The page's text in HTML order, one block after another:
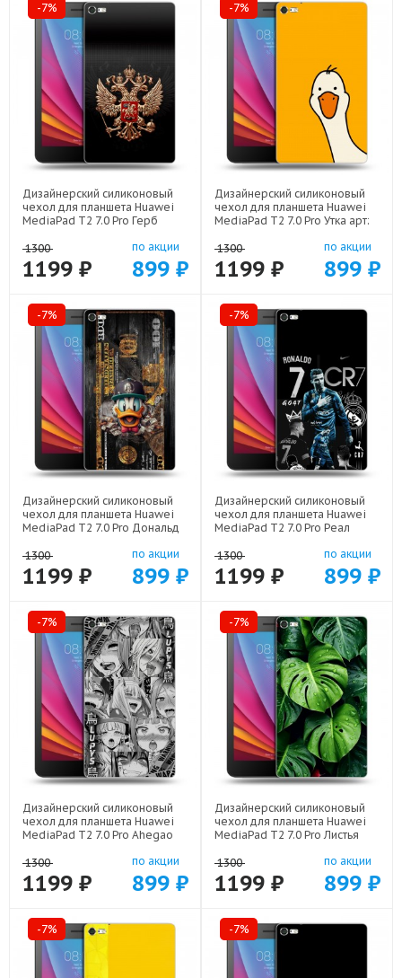
-7%
Дизайнерский силиконовый
чехол для планшета Huawei
MediaPad T2 7.0 Pro Герб
1300
1199 ₽
по акции
899 ₽
-7%
Дизайнерский силиконовый
чехол для планшета Huawei
MediaPad T2 7.0 Pro Утка арт:
1300
1199 ₽
по акции
899 ₽
-7%
Дизайнерский силиконовый
чехол для планшета Huawei
MediaPad T2 7.0 Pro Дональд
1300
1199 ₽
по акции
899 ₽
-7%
Дизайнерский силиконовый
чехол для планшета Huawei
MediaPad T2 7.0 Pro Реал
1300
1199 ₽
по акции
899 ₽
-7%
Дизайнерский силиконовый
чехол для планшета Huawei
MediaPad T2 7.0 Pro Ahegao
1300
1199 ₽
по акции
899 ₽
-7%
Дизайнерский силиконовый
чехол для планшета Huawei
MediaPad T2 7.0 Pro Листья
1300
1199 ₽
по акции
899 ₽
-7% -7%